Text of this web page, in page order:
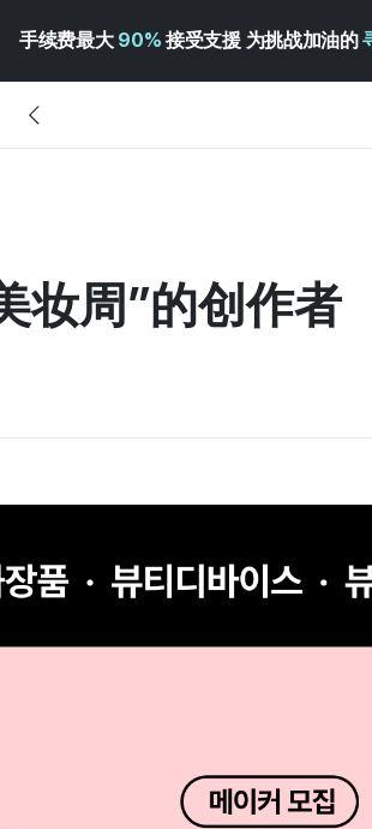
手续费最大 90% 接受支援 为挑战加油的
妆周”的创作者